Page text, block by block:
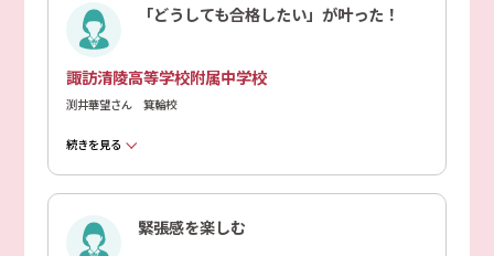
「どうしても合格したい」が叶った！
諏訪清陵高等学校附属中学校
渕井華望さん 箕輪校
続きを見る
緊張感を楽しむ